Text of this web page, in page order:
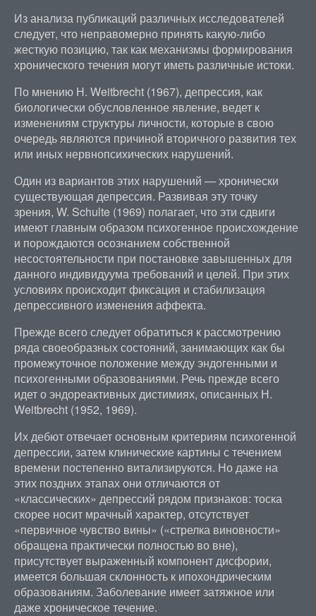
Из анализа публикаций различных исследователей
следует, что неправомерно принять какую-либо
жесткую позицию, так как механизмы формирования
хронического течения могут иметь различные истоки.
По мнению Н. Weitbrecht (1967), депрессия, как
биологически обусловленное явление, ведет к
изменениям структуры личности, которые в свою
очередь являются причиной вторичного развития тех
или иных нервнопсихических нарушений.
Один из вариантов этих нарушений — хронически
существующая депрессия. Развивая эту точку
зрения, W. Schulte (1969) полагает, что эти сдвиги
имеют главным образом психогенное происхождение
и порождаются осознанием собственной
несостоятельности при постановке завышенных для
данного индивидуума требований и целей. При этих
условиях происходит фиксация и стабилизация
депрессивного изменения аффекта.
Прежде всего следует обратиться к рассмотрению
ряда своеобразных состояний, занимающих как бы
промежуточное положение между эндогенными и
психогенными образованиями. Речь прежде всего
идет о эндореактивных дистимиях, описанных Н.
Weitbrecht (1952, 1969).
Их дебют отвечает основным критериям психогенной
депрессии, затем клинические картины с течением
времени постепенно витализируются. Но даже на
этих поздних этапах они отличаются от
«классических» депрессий рядом признаков: тоска
скорее носит мрачный характер, отсутствует
«первичное чувство вины» («стрелка виновности»
обращена практически полностью во вне),
присутствует выраженный компонент дисфории,
имеется большая склонность к ипохондрическим
образованиям. Заболевание имеет затяжное или
даже хроническое течение.